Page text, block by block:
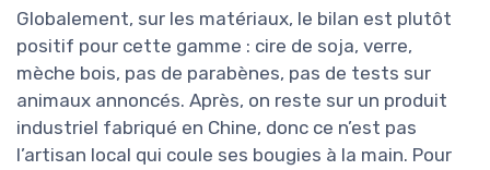
Globalement, sur les matériaux, le bilan est plutôt
positif pour cette gamme : cire de soja, verre,
mèche bois, pas de parabènes, pas de tests sur
animaux annoncés. Après, on reste sur un produit
industriel fabriqué en Chine, donc ce n’est pas
l’artisan local qui coule ses bougies à la main. Pour